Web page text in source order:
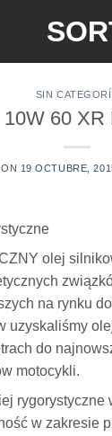
SIN
10W 60 XR
19 OCTUBRE,
olej
na rynku
uzyskaliśmy
do
motocykli.
w zakresie